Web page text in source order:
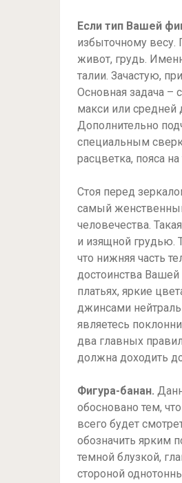
Если тип Вашей
избыточному весу.
живот, грудь.
талии. Зачастую,
Основная задача –
макси или
Дополнительно
специальным
расцветка, пояса
Стоя перед
самый
человечества.
и изящной грудью.
что нижняя часть
достоинства
платьях, яркие
джинсами
являетесь
два главных
должна доходить
Фигура-банан.
обосновано тем,
всего будет
обозначить ярким
темной блузкой,
стороной